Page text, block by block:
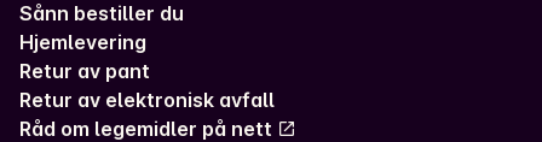
Sånn bestiller du
Hjemlevering
Retur av pant
Retur av elektronisk avfall
Råd om legemidler på nett